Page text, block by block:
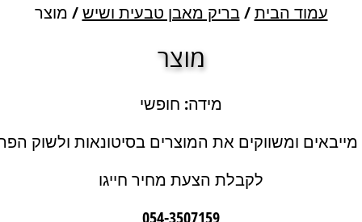
עמוד הבית/בריק מאבן טבעית ושיש/ מוצר
מוצר
מידה: חופשי
מייבאים ומשווקים את המוצרים בסיטונאות ולשוק
לקבלת הצעת מחיר חייגו
054-3507159